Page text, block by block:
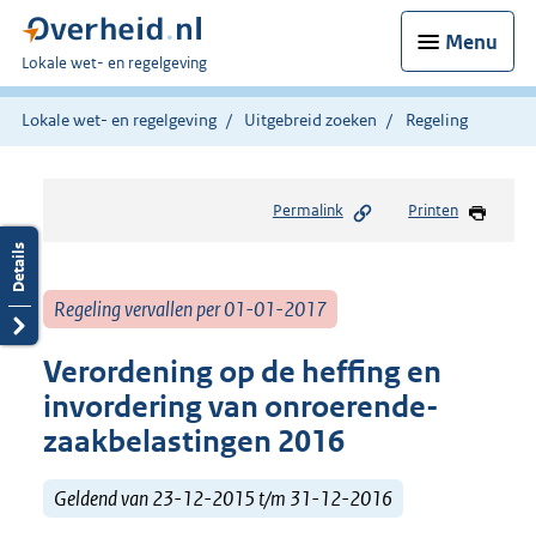
Menu
U
bent
hier:
Lokale wet- en regelgeving
Lokale wet- en regelgeving Uitgebreid zoeken Regeling
Permalink Printen
Regeling vervallen per 01-01-2017
Verordening op de heffing en
invordering van onroerende-
zaakbelastingen 2016
Geldend van 23-12-2015 t/m 31-12-2016